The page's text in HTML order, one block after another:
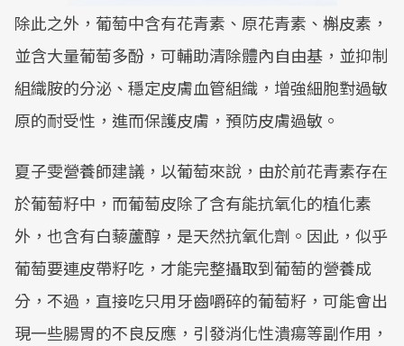
除此之外，葡萄中含有花青素、原花青素、槲皮素，
並含大量葡萄多酚，可輔助清除體內自由基，並抑制
組織胺的分泌、穩定皮膚血管組織，增強細胞對過敏
原的耐受性，進而保護皮膚，預防皮膚過敏。
夏子雯營養師建議，以葡萄來說，由於前花青素存在
於葡萄籽中，而葡萄皮除了含有能抗氧化的植化素
外，也含有白藜蘆醇，是天然抗氧化劑。因此，似乎
葡萄要連皮帶籽吃，才能完整攝取到葡萄的營養成
分，不過，直接吃只用牙齒嚼碎的葡萄籽，可能會出
現一些腸胃的不良反應，引發消化性潰瘍等副作用，